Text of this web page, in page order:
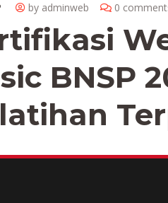
by adminweb 0
BNSP